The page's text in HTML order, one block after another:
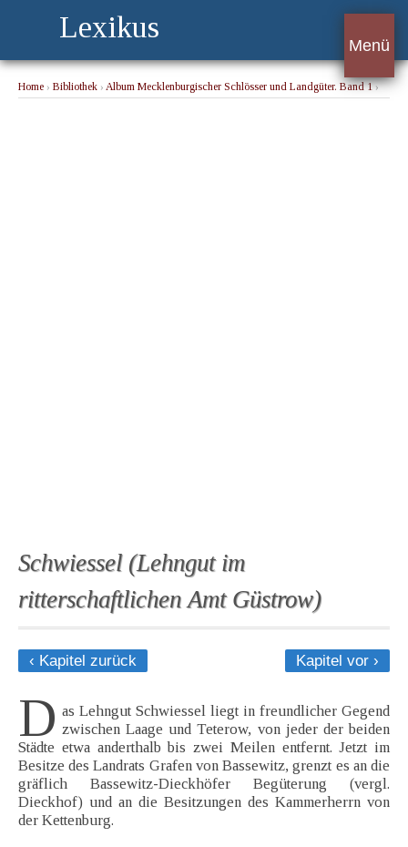
Lexikus
Menü
Home › Bibliothek › Album Mecklenburgischer Schlösser und Landgüter. Band 1›
Schwiessel (Lehngut im
ritterschaftlichen Amt Güstrow)
‹ Kapitel zurück Kapitel vor ›
D as Lehngut Schwiessel liegt in freundlicher Gegend
zwischen Laage und Teterow, von jeder der beiden
Städte etwa anderthalb bis zwei Meilen entfernt. Jetzt im
Besitze des Landrats Grafen von Bassewitz, grenzt es an die
gräflich Bassewitz-Dieckhöfer Begüterung (vergl.
Dieckhof) und an die Besitzungen des Kammerherrn von
der Kettenburg.